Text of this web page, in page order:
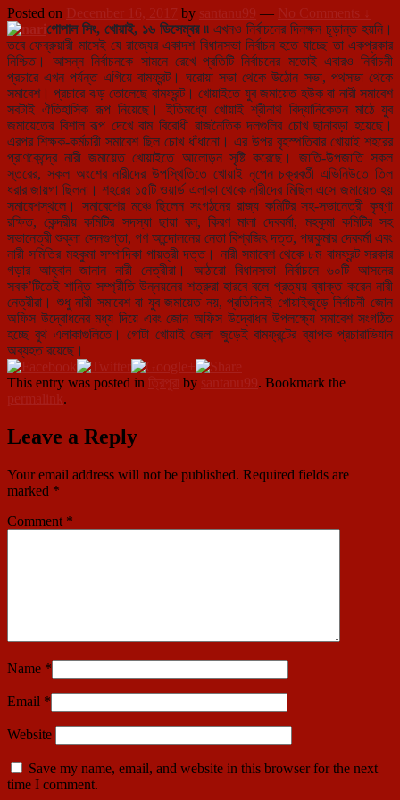
Posted on December 16, 2017 by santanu99 — No Comments ↓
গোপাল সিং, খোয়াই, ১৬ ডিসেম্বর ৷৷ এখনও নির্বাচনের দিনক্ষন চূড়ান্ত হয়নি।
তবে ফেব্রুয়ারী মাসেই যে রাজ্যের একাদশ বিধানসভা নির্বাচন হতে যাচ্ছে তা একপ্রকার
নিশ্চিত। আসন্ন নির্বাচনকে সামনে রেখে প্রতিটি নির্বাচনের মতোই এবারও নির্বাচনী
প্রচারে এখন পর্যন্ত এগিয়ে বামফ্রন্ট। ঘরোয়া সভা থেকে উঠোন সভা, পথসভা থেকে
সমাবেশ। প্রচারে ঝড় তোলেছে বামফ্রন্ট। খোয়াইতে যুব জমায়েত হউক বা নারী সমাবেশ
সবটাই ঐতিহাসিক রূপ নিয়েছে। ইতিমধ্যে খোয়াই শ্রীনাথ বিদ্যানিকেতন মাঠে যুব
জমায়েতের বিশাল রূপ দেখে বাম বিরোধী রাজনৈতিক দলগুলির চোখ ছানাবড়া হয়েছে।
এরপর শিক্ষক-কর্মচারী সমাবেশ ছিল চোখ ধাঁধানো। এর উপর বৃহস্পতিবার খোয়াই শহরের
প্রাণকেন্দ্রে নারী জমায়েত খোয়াইতে আলোড়ন সৃষ্টি করেছে। জাতি-উপজাতি সকল
স্তরের, সকল অংশের নারীদের উপস্থিতিতে খোয়াই নৃপেন চক্রবর্তী এভিনিউতে তিল
ধরার জায়গা ছিলনা। শহরের ১৫টি ওয়ার্ড এলাকা থেকে নারীদের মিছিল এসে জমায়েত হয়
সমাবেশস্থলে। সমাবেশের মঞ্চে ছিলেন সংগঠনের রাজ্য কমিটির সহ-সভানেত্রী কৃষ্ণা
রক্ষিত, কেন্দ্রীয় কমিটির সদস্যা ছায়া বল, কিরণ মালা দেববর্মা, মহকুমা কমিটির সহ
সভানেত্রী শুক্লা সেনগুপ্তা, গণ আন্দোলনের নেতা বিশ্বজিৎ দত্ত, পদ্মকুমার দেববর্মা এবং
নারী সমিতির মহকুমা সম্পাদিকা গায়ত্রী দত্ত। নারী সমাবেশ থেকে ৮ম বামফ্রন্ট সরকার
গড়ার আহ্বান জানান নারী নেত্রীরা। আঠারো বিধানসভা নির্বাচনে ৬০টি আসনের
সবক’টিতেই শান্তি সম্প্রীতি উন্নয়নের শত্রুরা হারবে বলে প্রত্যয় ব্যাক্ত করেন নারী
নেত্রীরা। শুধু নারী সমাবেশ বা যুব জমায়েত নয়, প্রতিদিনই খোয়াইজুড়ে নির্বাচনী জোন
অফিস উদ্বোধনের মধ্য দিয়ে এবং জোন অফিস উদ্বোধন উপলক্ষ্যে সমাবেশ সংগঠিত
হচ্ছে বুথ এলাকাগুলিতে। গোটা খোয়াই জেলা জুড়েই বামফ্রন্টের ব্যাপক প্রচারাভিযান
অব্যহত রয়েছে।
This entry was posted in ত্রিপুরা by santanu99. Bookmark the
permalink.
Leave a Reply
Your email address will not be published. Required fields are
marked *
Comment *
Name *
Email *
Website
Save my name, email, and website in this browser for the next
time I comment.